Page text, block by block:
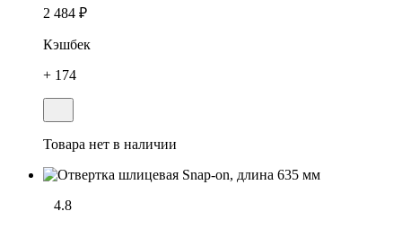
2 484 ₽
Кэшбек
+ 174
Товара нет в наличии
4.8